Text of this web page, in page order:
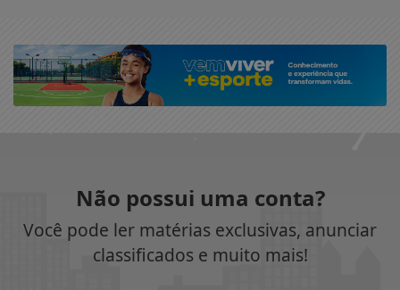
Não possui uma conta?
Você pode ler matérias exclusivas, anunciar
classificados e muito mais!